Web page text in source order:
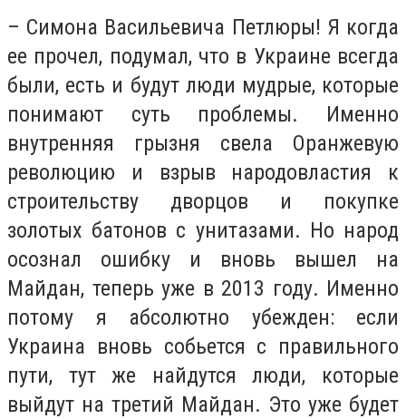
– Симона Васильевича Петлюры! Я когда
ее прочел, подумал, что в Украине всегда
были, есть и будут люди мудрые, которые
понимают суть проблемы. Именно
внутренняя грызня свела Оранжевую
революцию и взрыв народовластия к
строительству дворцов и покупке
золотых батонов с унитазами. Но народ
осознал ошибку и вновь вышел на
Майдан, теперь уже в 2013 году. Именно
потому я абсолютно убежден: если
Украина вновь собьется с правильного
пути, тут же найдутся люди, которые
выйдут на третий Майдан. Это уже будет